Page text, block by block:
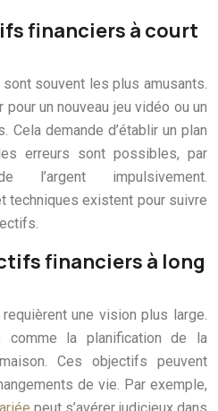
financiers à court
souvent les plus amusants.
un nouveau jeu vidéo ou un
Cela demande d’établir un plan
erreurs sont possibles, par
l’argent impulsivement.
techniques existent pour suivre
financiers à long
une vision plus large.
comme la planification de la
Ces objectifs peuvent
de vie. Par exemple,